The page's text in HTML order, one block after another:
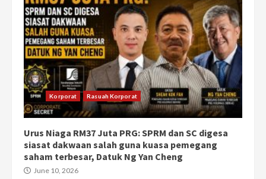
Korporat Rasuah Korporat
Urus Niaga RM37 Juta PRG: SPRM dan SC digesa
siasat dakwaan salah guna kuasa pemegang
saham terbesar, Datuk Ng Yan Cheng
June 10, 2026